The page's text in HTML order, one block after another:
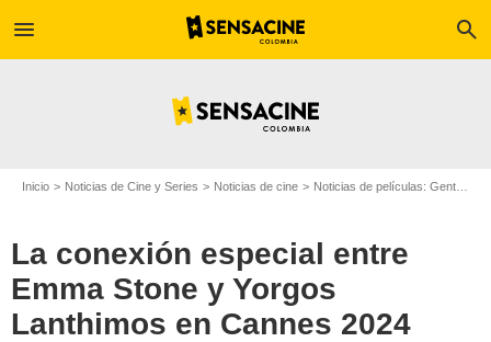
menu search
Inicio Noticias de Cine y Series Noticias de cine Noticias de películas: Gente
La conexión especial entre
Emma Stone y Yorgos
Lanthimos en Cannes 2024